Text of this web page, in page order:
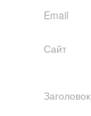
Email
Сайт
Заголовок